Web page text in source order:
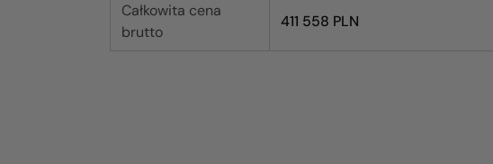
Całkowita cena
brutto
411 558 PLN